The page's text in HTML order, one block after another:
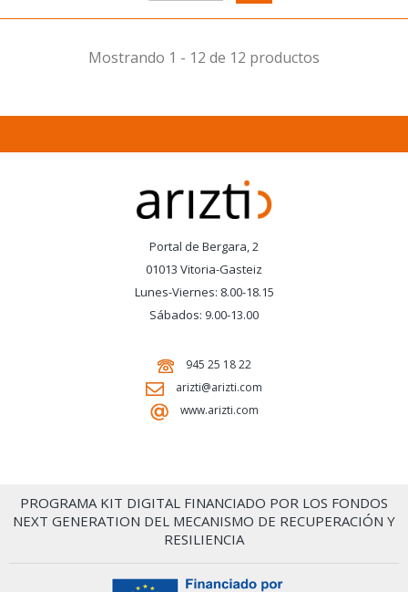
Mostrando 1 - 12 de 12 productos
Portal de Bergara, 2
01013 Vitoria-Gasteiz
Lunes-Viernes: 8.00-18.15
Sábados: 9.00-13.00
945 25 18 22
arizti@arizti.com
www.arizti.com
PROGRAMA KIT DIGITAL FINANCIADO POR LOS FONDOS
NEXT GENERATION DEL MECANISMO DE RECUPERACIÓN Y
RESILIENCIA